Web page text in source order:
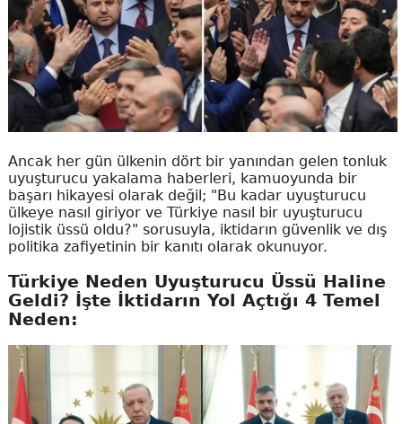
Ancak her gün ülkenin dört bir yanından gelen tonluk
uyuşturucu yakalama haberleri, kamuoyunda bir
başarı hikayesi olarak değil; "Bu kadar uyuşturucu
ülkeye nasıl giriyor ve Türkiye nasıl bir uyuşturucu
lojistik üssü oldu?" sorusuyla, iktidarın güvenlik ve dış
politika zafiyetinin bir kanıtı olarak okunuyor.
Türkiye Neden Uyuşturucu Üssü Haline
Geldi? İşte İktidarın Yol Açtığı 4 Temel
Neden: